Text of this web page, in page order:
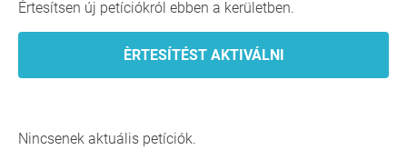
Értesítsen új petíciókról ebben a kerületben.
Nincsenek aktuális petíciók.